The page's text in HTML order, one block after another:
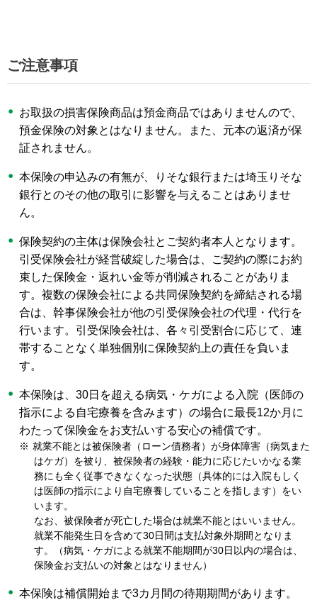
ご注意事項
お取扱の損害保険商品は預金商品ではありませんので、
預金保険の対象とはなりません。また、元本の返済が保
証されません。
本保険の申込みの有無が、りそな銀行または埼玉りそな
銀行とのその他の取引に影響を与えることはありませ
ん。
保険契約の主体は保険会社とご契約者本人となります。
引受保険会社が経営破綻した場合は、ご契約の際にお約
束した保険金・返れい金等が削減されることがありま
す。複数の保険会社による共同保険契約を締結される場
合は、幹事保険会社が他の引受保険会社の代理・代行を
行います。引受保険会社は、各々引受割合に応じて、連
帯することなく単独個別に保険契約上の責任を負いま
す。
本保険は、30日を超える病気・ケガによる入院（医師の
指示による自宅療養を含みます）の場合に最長12か月に
わたって保険金をお支払いする安心の補償です。
※ 就業不能とは被保険者（ローン債務者）が身体障害（病気また
はケガ）を被り、被保険者の経験・能力に応じたいかなる業
務にも全く従事できなくなった状態（具体的には入院もしく
は医師の指示により自宅療養していることを指します）をい
います。
なお、被保険者が死亡した場合は就業不能とはいいません。
就業不能発生日を含めて30日間は支払対象外期間となりま
す。（病気・ケガによる就業不能期間が30日以内の場合は、
保険金お支払いの対象とはなりません）
本保険は補償開始まで3カ月間の待期期間があります。